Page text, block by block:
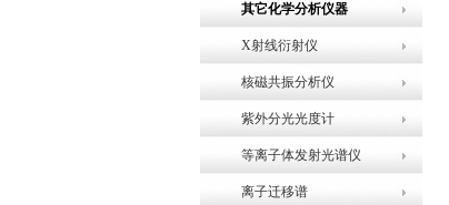
其它化学分析仪器
X射线衍射仪
核磁共振分析仪
紫外分光光度计
等离子体发射光谱仪
离子迁移谱